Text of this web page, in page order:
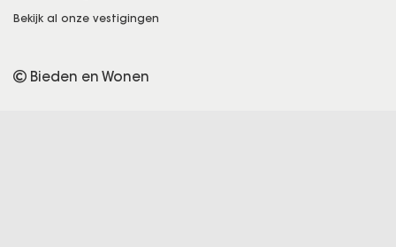
Bekijk al onze vestigingen
Bieden en Wonen